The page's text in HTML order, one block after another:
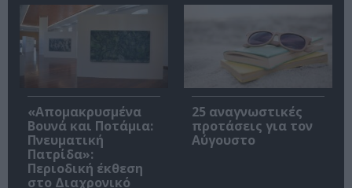
«Απομακρυσμένα
Βουνά και Ποτάμια:
Πνευματική
Πατρίδα»:
Περιοδική έκθεση
στο Διαχρονικό
25 αναγνωστικές
προτάσεις για τον
Αύγουστο